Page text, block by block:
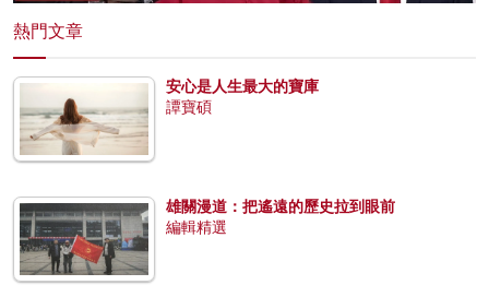
熱門文章
安心是人生最大的寶庫
譚寶碩
雄關漫道：把遙遠的歷史拉到眼前
編輯精選